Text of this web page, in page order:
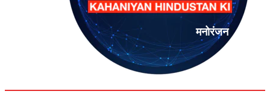
मनोरंजन